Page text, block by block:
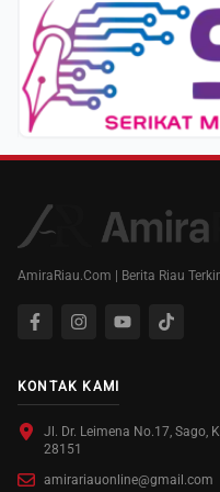
AmiraRiau.Com | Berita Riau
KONTAK KAMI
Jl. Dr. Leimena No.17, Sago,
28151
amirariauonline@gmail.com